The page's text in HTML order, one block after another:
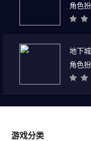
角色
地下
角色
游戏分类